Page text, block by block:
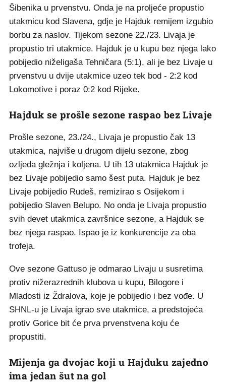
Šibenika u prvenstvu. Onda je na proljeće propustio
utakmicu kod Slavena, gdje je Hajduk remijem izgubio
borbu za naslov. Tijekom sezone 22./23. Livaja je
propustio tri utakmice. Hajduk je u kupu bez njega lako
pobijedio niželigaša Tehničara (5:1), ali je bez Livaje u
prvenstvu u dvije utakmice uzeo tek bod - 2:2 kod
Lokomotive i poraz 0:2 kod Rijeke.
Hajduk se prošle sezone raspao bez Livaje
Prošle sezone, 23./24., Livaja je propustio čak 13
utakmica, najviše u drugom dijelu sezone, zbog
ozljeda gležnja i koljena. U tih 13 utakmica Hajduk je
bez Livaje pobijedio samo šest puta. Hajduk je bez
Livaje pobijedio Rudeš, remizirao s Osijekom i
pobijedio Slaven Belupo. No onda je Livaja propustio
svih devet utakmica završnice sezone, a Hajduk se
bez njega raspao. Ispao je iz konkurencije za oba
trofeja.
Ove sezone Gattuso je odmarao Livaju u susretima
protiv nižerazrednih klubova u kupu, Bilogore i
Mladosti iz Ždralova, koje je pobijedio i bez vođe. U
SHNL-u je Livaja igrao sve utakmice, a predstojeća
protiv Gorice bit će prva prvenstvena koju će
propustiti.
Mijenja ga dvojac koji u Hajduku zajedno
ima jedan šut na gol